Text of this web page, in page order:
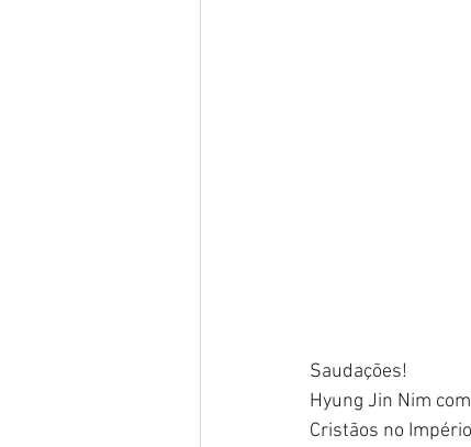
Saudações!
Hyung Jin Nim
Cristãos no